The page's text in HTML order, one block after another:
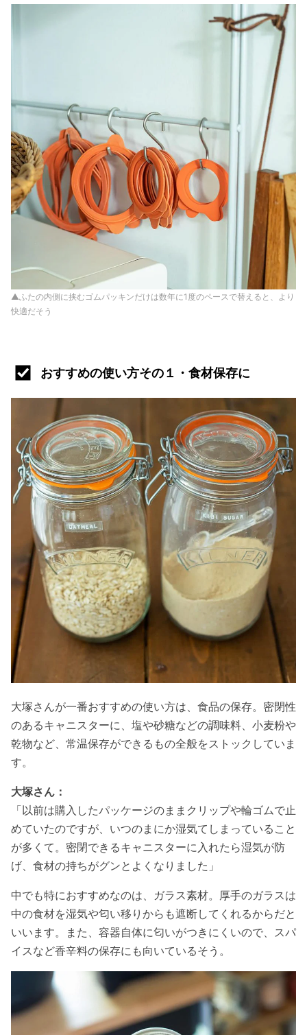
▲ふたの内側に挟むゴムパッキンだけは数年に1度のペースで替えると、より
快適だそう
おすすめの使い方その１・食材保存に
大塚さんが一番おすすめの使い方は、食品の保存。密閉性
のあるキャニスターに、塩や砂糖などの調味料、小麦粉や
乾物など、常温保存ができるもの全般をストックしていま
す。
大塚さん：
「以前は購入したパッケージのままクリップや輪ゴムで止
めていたのですが、いつのまにか湿気てしまっていること
が多くて。密閉できるキャニスターに入れたら湿気が防
げ、食材の持ちがグンとよくなりました」
中でも特におすすめなのは、ガラス素材。厚手のガラスは
中の食材を湿気や匂い移りからも遮断してくれるからだと
いいます。また、容器自体に匂いがつきにくいので、スパ
イスなど香辛料の保存にも向いているそう。